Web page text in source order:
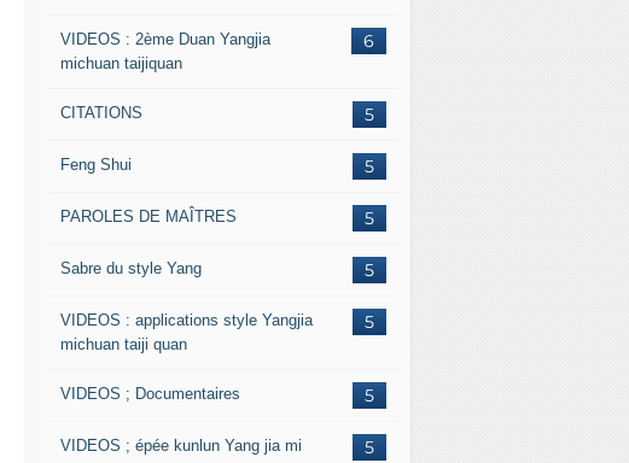
6
VIDEOS : 2ème Duan Yangjia
michuan taijiquan
5
CITATIONS
5
Feng Shui
5
PAROLES DE MAÎTRES
5
Sabre du style Yang
5
VIDEOS : applications style Yangjia
michuan taiji quan
5
VIDEOS ; Documentaires
5
VIDEOS ; épée kunlun Yang jia mi